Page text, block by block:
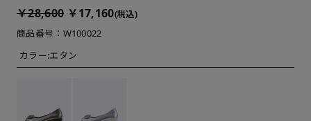
￥28,600 ￥17,160(税込)
商品番号：W100022
カラー:エタン